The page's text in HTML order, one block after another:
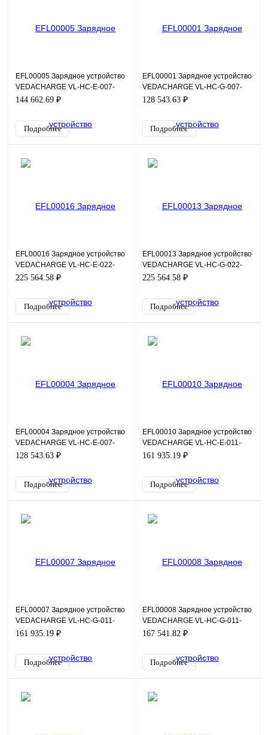
EFL00005 Зарядное устройство
VEDACHARGE VL-HC-E-007-
G01-032-S2-RFID
144 662.69 ₽
Подробнее
EFL00001 Зарядное устройство
VEDACHARGE VL-HC-G-007-
G01-032-S2-AC-PC
128 543.63 ₽
Подробнее
EFL00016 Зарядное устройство
VEDACHARGE VL-HC-E-022-
G01-032-T4-AC-PC
225 564.58 ₽
Подробнее
EFL00013 Зарядное устройство
VEDACHARGE VL-HC-G-022-
G01-032-T4-AC-PC
225 564.58 ₽
Подробнее
EFL00004 Зарядное устройство
VEDACHARGE VL-HC-E-007-
G01-032-S2-AC-PC
128 543.63 ₽
Подробнее
EFL00010 Зарядное устройство
VEDACHARGE VL-HC-E-011-
G01-016-T4-AC-PC
161 935.19 ₽
Подробнее
EFL00007 Зарядное устройство
VEDACHARGE VL-HC-G-011-
G01-016-T4-AC-PC
161 935.19 ₽
Подробнее
EFL00008 Зарядное устройство
VEDACHARGE VL-HC-G-011-
G01-016-T4-RFID
167 541.82 ₽
Подробнее